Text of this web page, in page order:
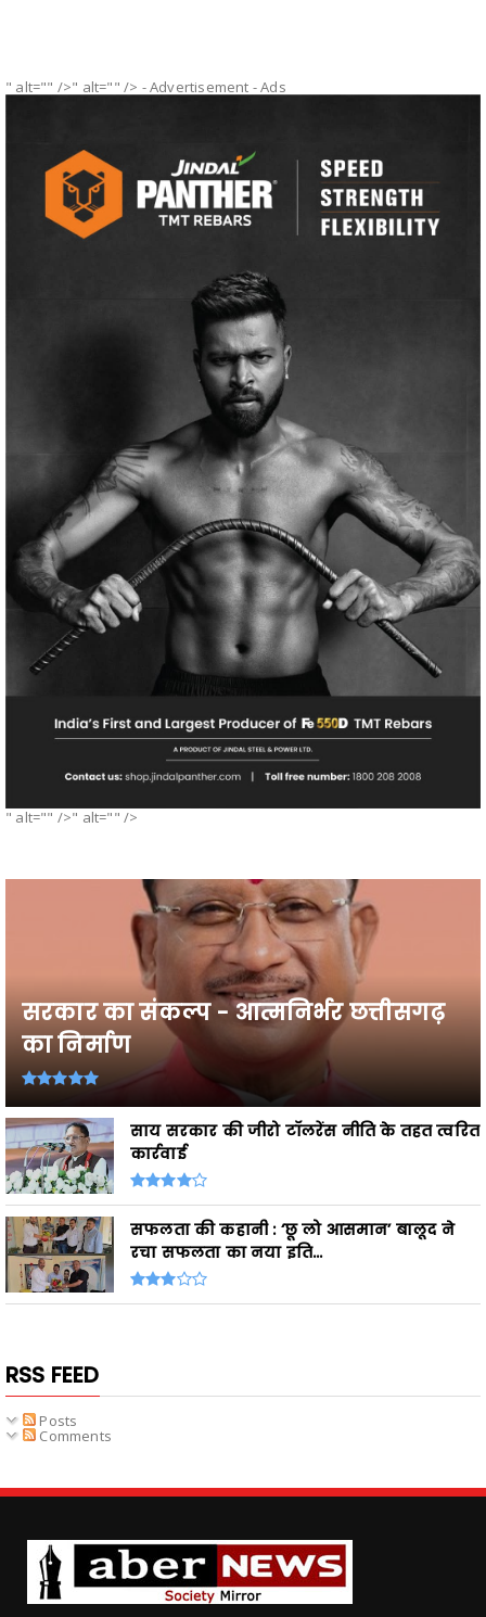
" alt="" />" alt="" /> - Advertisement -Ads
" alt="" />" alt="" />
सरकार का संकल्प - आत्मनिर्भर छत्तीसगढ़
का निर्माण
साय सरकार की जीरो टॉलरेंस नीति के तहत त्वरित
कार्रवाई
सफलता की कहानी : ‘छू लो आसमान’ बालूद ने
रचा सफलता का नया इति...
RSS FEED
Posts
Comments